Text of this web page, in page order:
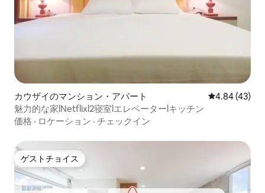
カウザイのマンション・アパート レビュー43
4.84 (43)
魅力的な家lNetflixl2寝室lエレベーターlキッチン
価格 · ロケーション · チェックイン
ゲストチョイス
ゲストチョイス